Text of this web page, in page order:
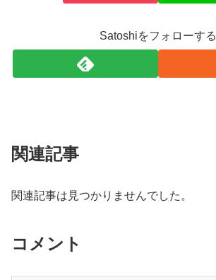
Satoshiをフォローする
関連記事
関連記事は見つかりませんでした。
コメント